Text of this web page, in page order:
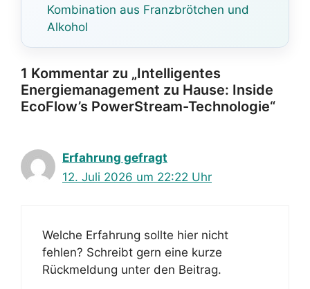
Kombination aus Franzbrötchen und
Alkohol
1 Kommentar zu „Intelligentes
Energiemanagement zu Hause: Inside
EcoFlow’s PowerStream-Technologie“
Erfahrung gefragt
12. Juli 2026 um 22:22 Uhr
Welche Erfahrung sollte hier nicht
fehlen? Schreibt gern eine kurze
Rückmeldung unter den Beitrag.